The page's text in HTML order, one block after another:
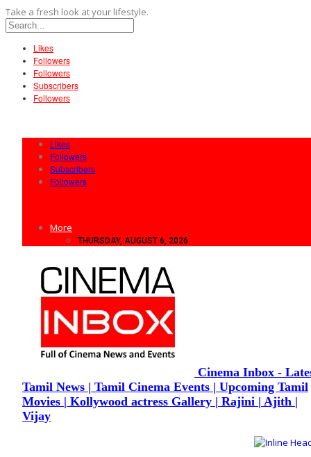
Take a fresh look at your lifestyle.
Likes
Followers
Followers
Subscribers
Followers
Likes
Followers
Subscribers
Followers
More
THURSDAY, AUGUST 6, 2026
Cinema Inbox -
Tamil News | Tamil Cinema Events | Upcoming Tamil
Movies | Kollywood actress Gallery | Rajini | Ajith |
Vijay